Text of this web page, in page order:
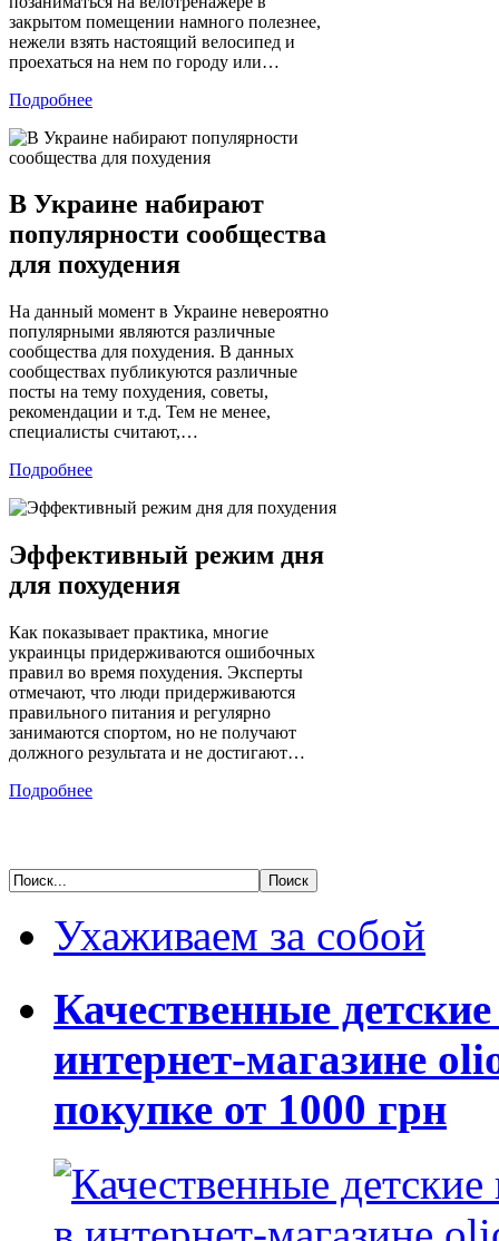
закрытом помещении намного полезнее,
нежели взять настоящий велосипед и
проехаться на нем по городу или…
Подробнее
В Украине набирают
популярности сообщества
для похудения
На данный момент в Украине невероятно
популярными являются различные
сообщества для похудения. В данных
сообществах публикуются различные
посты на тему похудения, советы,
рекомендации и т.д. Тем не менее,
специалисты считают,…
Подробнее
Эффективный режим дня
для похудения
Как показывает практика, многие
украинцы придерживаются ошибочных
правил во время похудения. Эксперты
отмечают, что люди придерживаются
правильного питания и регулярно
занимаются спортом, но не получают
должного результата и не достигают…
Подробнее
Ухаживаем за собой
Качественные
интернет-магазине
покупке от 1000 грн